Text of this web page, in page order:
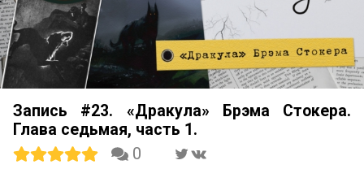
Запись #23. «Дракула» Брэма Стокера.
Глава седьмая, часть 1.
0